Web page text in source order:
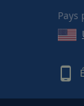
Pays